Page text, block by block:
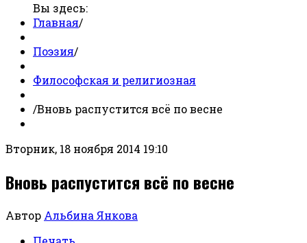
Вы здесь:
Главная/
Поэзия/
Философская и религиозная
/Вновь распустится всё по весне
Вторник, 18 ноября 2014 19:10
Вновь распустится всё по весне
Автор Альбина Янкова